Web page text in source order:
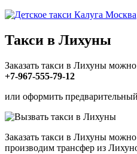
Такси в Лихуны
Заказать такси в Лихуны
+7-967-555-79-12
или оформить
Заказать такси в Лихуны
производим трансфер из